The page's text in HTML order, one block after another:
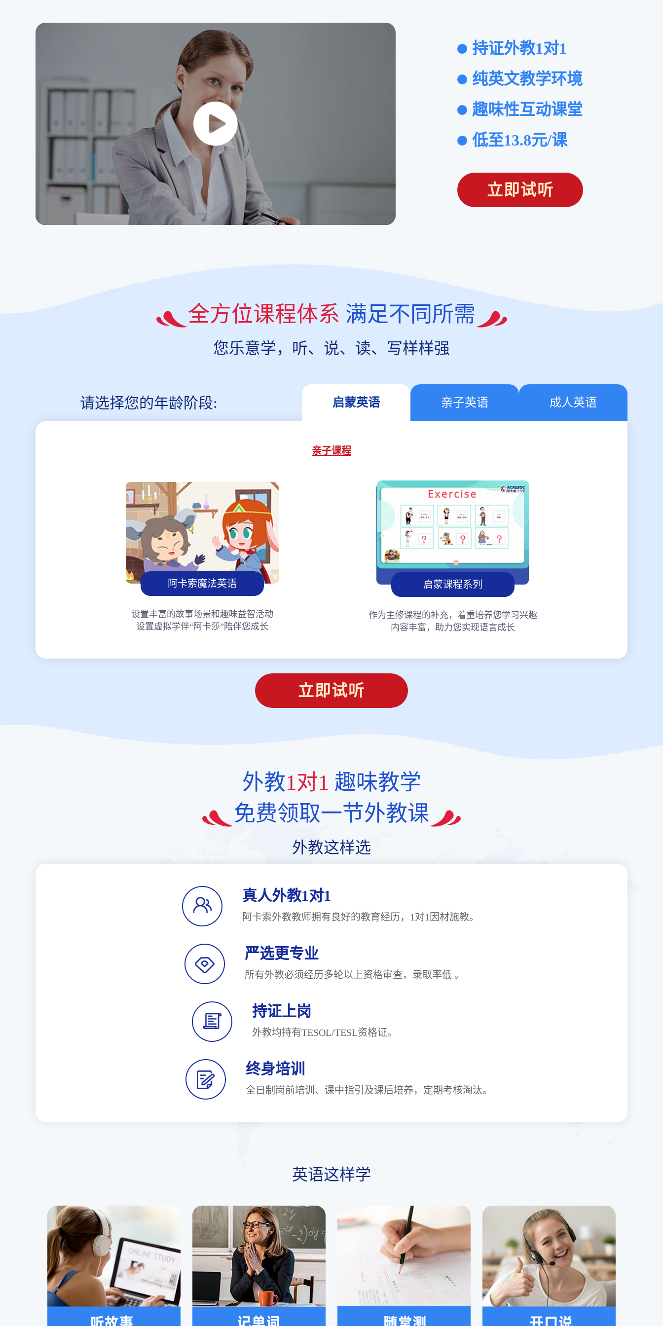
持证外教1对1
纯英文教学环境
趣味性互动课堂
低至13.8元/课
立即试听
全方位课程体系 满足不同所需
您乐意学，听、说、读、写样样强
请选择您的年龄阶段: 启蒙英语 亲子英语 成人英语
亲子课程
阿卡索魔法英语
设置丰富的故事场景和趣味益智活动
设置虚拟学伴“阿卡莎”陪伴您成长
启蒙课程系列
作为主修课程的补充，着重培养您学习兴趣
内容丰富，助力您实现语言成长
立即试听
外教1对1 趣味教学
免费领取一节外教课
外教这样选
真人外教1对1
阿卡索外教教师拥有良好的教育经历，1对1因材施教。
严选更专业
所有外教必须经历多轮以上资格审查，录取率低 。
持证上岗
外教均持有TESOL/TESL资格证。
终身培训
全日制岗前培训、课中指引及课后培养，定期考核淘汰。
英语这样学